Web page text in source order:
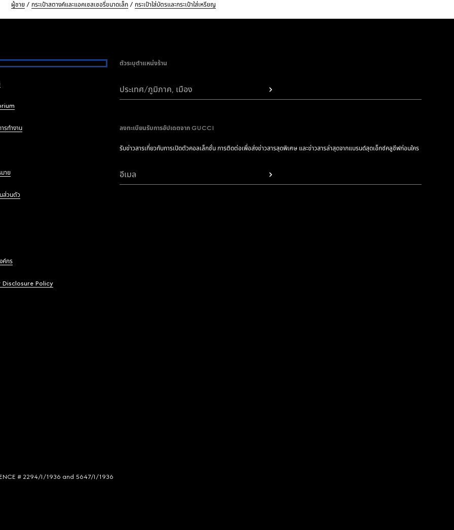
ผู้ชาย กระเป๋าสตางค์และแอคเซสเซอรี่ขนาดเล็ก กระเป๋าใส่บัตรและกระเป๋าใส่เหรียญ
รทำงาน
าย
ส่วนตัว
ค์กร
Policy
ตัวระบุตำแหน่งร้าน
ประเทศ/ภูมิภาค, เมือง
ลงทะเบียนรับการอัปเดตจาก GUCCI
รับข่าวสารเกี่ยวกับการเปิดตัวคอลเล็กชั่น การติดต่อเพื่อส่งข่าวสารสุดพิเศษ และข่าวสารล่าสุดจากแบรนด์สุดเอ็กซ์คลูซีฟก่อนใคร
อีเมล
# 2294/I/1936 and 5647/I/1936